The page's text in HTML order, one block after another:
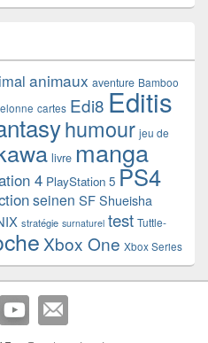
animaux aventure Bamboo
cartes Edi8 Editis
humour jeu de
livre manga
4 PlayStation 5 PS4
seinen SF Shueisha
stratégie surnaturel test Tuttle-
Xbox One Xbox Series